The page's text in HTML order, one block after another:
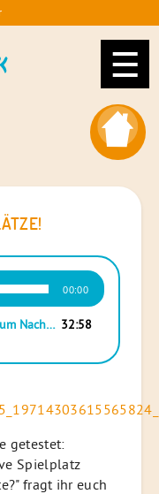
00:00
1. Radiosendung "Spielplätze" zum Nachhören 32:58
getestet:
Spielplatz
fragt ihr euch